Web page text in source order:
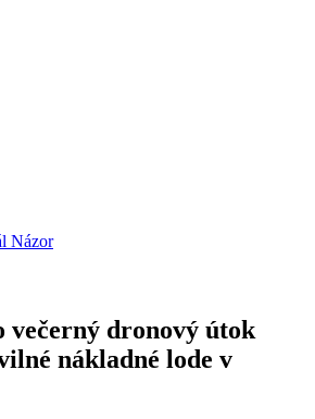
Názor
večerný dronový útok
nákladné lode v